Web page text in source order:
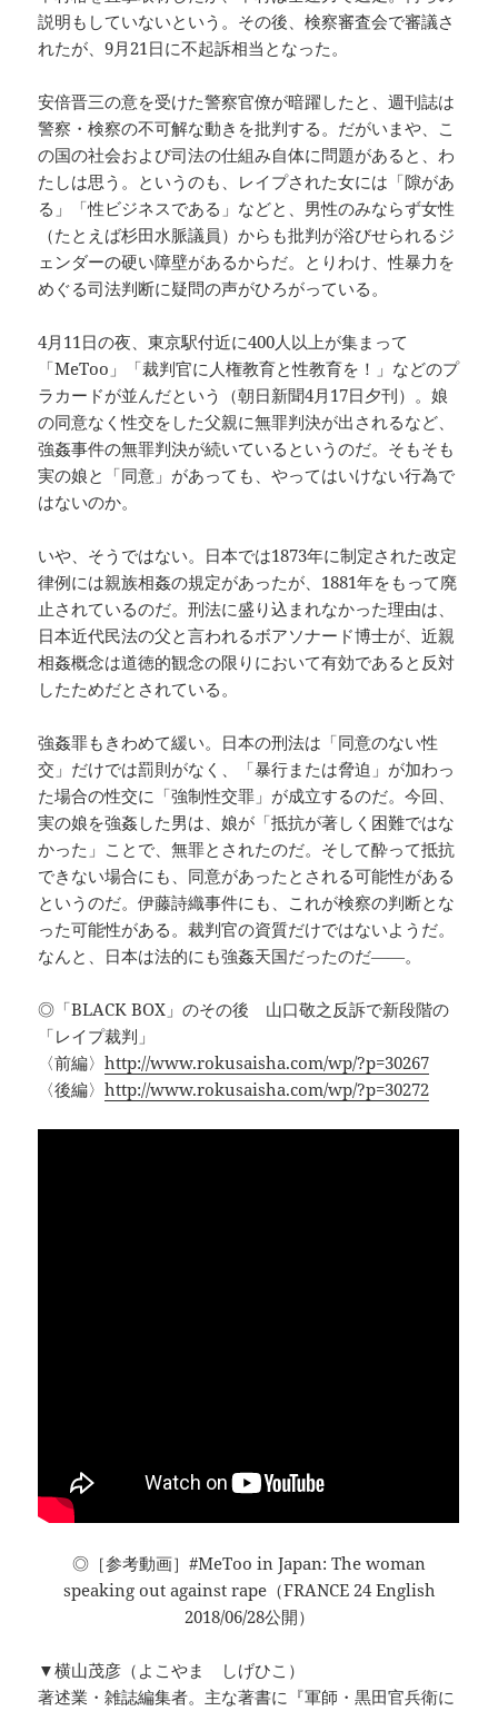
説明もしていないという。その後、検察審査会で審議さ
れたが、9月21日に不起訴相当となった。
安倍晋三の意を受けた警察官僚が暗躍したと、週刊誌は
警察・検察の不可解な動きを批判する。だがいまや、こ
の国の社会および司法の仕組み自体に問題があると、わ
たしは思う。というのも、レイプされた女には「隙があ
る」「性ビジネスである」などと、男性のみならず女性
（たとえば杉田水脈議員）からも批判が浴びせられるジ
ェンダーの硬い障壁があるからだ。とりわけ、性暴力を
めぐる司法判断に疑問の声がひろがっている。
4月11日の夜、東京駅付近に400人以上が集まって
「MeToo」「裁判官に人権教育と性教育を！」などのプ
ラカードが並んだという（朝日新聞4月17日夕刊）。娘
の同意なく性交をした父親に無罪判決が出されるなど、
強姦事件の無罪判決が続いているというのだ。そもそも
実の娘と「同意」があっても、やってはいけない行為で
はないのか。
いや、そうではない。日本では1873年に制定された改定
律例には親族相姦の規定があったが、1881年をもって廃
止されているのだ。刑法に盛り込まれなかった理由は、
日本近代民法の父と言われるボアソナード博士が、近親
相姦概念は道徳的観念の限りにおいて有効であると反対
したためだとされている。
強姦罪もきわめて緩い。日本の刑法は「同意のない性
交」だけでは罰則がなく、「暴行または脅迫」が加わっ
た場合の性交に「強制性交罪」が成立するのだ。今回、
実の娘を強姦した男は、娘が「抵抗が著しく困難ではな
かった」ことで、無罪とされたのだ。そして酔って抵抗
できない場合にも、同意があったとされる可能性がある
というのだ。伊藤詩織事件にも、これが検察の判断とな
った可能性がある。裁判官の資質だけではないようだ。
なんと、日本は法的にも強姦天国だったのだ――。
◎「BLACK BOX」のその後 山口敬之反訴で新段階の
「レイプ裁判」
〈前編〉http://www.rokusaisha.com/wp/?p=30267
〈後編〉http://www.rokusaisha.com/wp/?p=30272
◎［参考動画］#MeToo in Japan: The woman
speaking out against rape（FRANCE 24 English
2018/06/28公開）
▼横山茂彦（よこやま しげひこ）
著述業・雑誌編集者。主な著書に『軍師・黒田官兵衛に